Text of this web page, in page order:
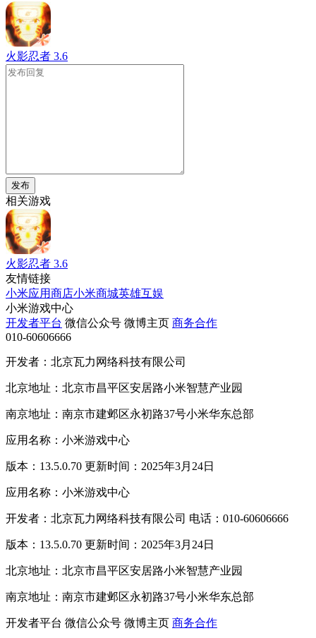
火影忍者 3.6
发布
相关游戏
火影忍者 3.6
友情链接
小米应用商店小米商城英雄互娱
小米游戏中心
开发者平台 微信公众号 微博主页 商务合作
010-60606666
开发者：北京瓦力网络科技有限公司
北京地址：北京市昌平区安居路小米智慧产业园
南京地址：南京市建邺区永初路37号小米华东总部
应用名称：小米游戏中心
版本：13.5.0.70 更新时间：2025年3月24日
应用名称：小米游戏中心
开发者：北京瓦力网络科技有限公司 电话：010-60606666
版本：13.5.0.70 更新时间：2025年3月24日
北京地址：北京市昌平区安居路小米智慧产业园
南京地址：南京市建邺区永初路37号小米华东总部
开发者平台 微信公众号 微博主页 商务合作